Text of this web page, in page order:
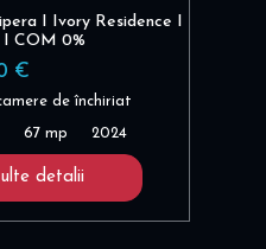
I Ivory Residence I
I COM 0%
€
de închiriat
67 mp 2024
detalii